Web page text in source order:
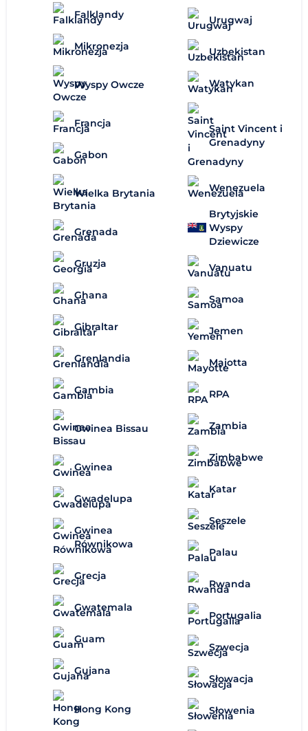
Falklandy
Mikronezja
Wyspy Owcze
Francja
Gabon
Wielka Brytania
Grenada
Gruzja
Ghana
Gibraltar
Grenlandia
Gambia
Gwinea Bissau
Gwinea
Gwadelupa
Gwinea
Równikowa
Grecja
Gwatemala
Guam
Gujana
Hong Kong
Urugwaj
Uzbekistan
Watykan
Saint Vincent i
Grenadyny
Wenezuela
Brytyjskie
Wyspy
Dziewicze
Vanuatu
Samoa
Jemen
Majotta
RPA
Zambia
Zimbabwe
Katar
Seszele
Palau
Rwanda
Portugalia
Szwecja
Słowacja
Słowenia